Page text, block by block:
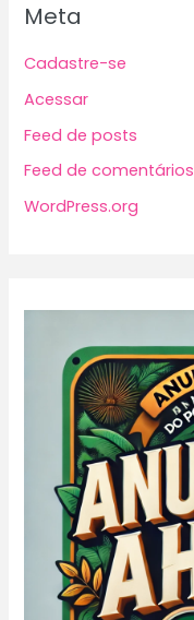
Meta
Cadastre-se
Acessar
Feed de posts
Feed de comentários
WordPress.org